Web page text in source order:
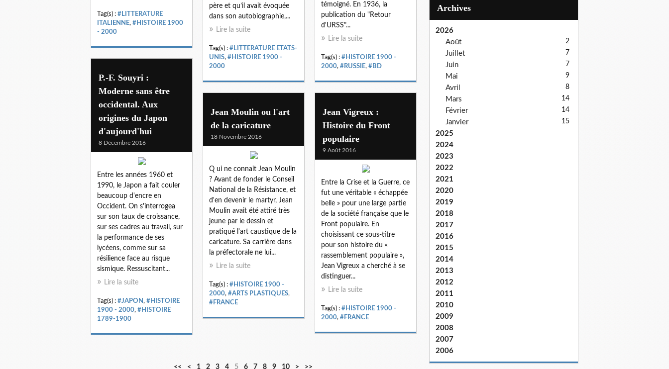
Tag(s) : #LITTERATURE
ITALIENNE, #HISTOIRE 1900
- 2000
témoigné. En 1936, la
publication du "Retour
d'URSS"...
Lire la suite
Tag(s) : #HISTOIRE 1900 -
2000, #RUSSIE, #BD
père et qu’il avait évoquée
dans son autobiographie,...
Lire la suite
Tag(s) : #LITTERATURE ETATS-
UNIS, #HISTOIRE 1900 -
2000
P.-F. Souyri :
Moderne sans être
occidental. Aux
origines du Japon
d'aujourd'hui
8 Décembre 2016
Entre les années 1960 et
1990, le Japon a fait couler
beaucoup d'encre en
Occident. On s'interrogea
sur son taux de croissance,
sur ses cadres au travail, sur
la performance de ses
lycéens, comme sur sa
résilience face au risque
sismique. Ressuscitant...
Lire la suite
Tag(s) : #JAPON, #HISTOIRE
1900 - 2000, #HISTOIRE
1789-1900
Jean Moulin ou l'art
de la caricature
18 Novembre 2016
Q ui ne connait Jean Moulin
? Avant de fonder le Conseil
National de la Résistance, et
d'en devenir le martyr, Jean
Moulin avait été attiré très
jeune par le dessin et
pratiqué l'art caustique de la
caricature. Sa carrière dans
la préfectorale ne lui...
Lire la suite
Tag(s) : #HISTOIRE 1900 -
2000, #ARTS PLASTIQUES,
#FRANCE
Jean Vigreux :
Histoire du Front
populaire
9 Août 2016
Entre la Crise et la Guerre, ce
fut une véritable « échappée
belle » pour une large partie
de la société française que le
Front populaire. En
choisissant ce sous-titre
pour son histoire du «
rassemblement populaire »,
Jean Vigreux a cherché à se
distinguer...
Lire la suite
Tag(s) : #HISTOIRE 1900 -
2000, #FRANCE
<< < 1 2 3 4 5 6 7 8 9 10 > >>
Archives
2026
Août
2
Juillet 7
Juin 7
Mai 9
Avril 8
Mars 14
Février 14
Janvier 15
2025
2024
2023
2022
2021
2020
2019
2018
2017
2016
2015
2014
2013
2012
2011
2010
2009
2008
2007
2006